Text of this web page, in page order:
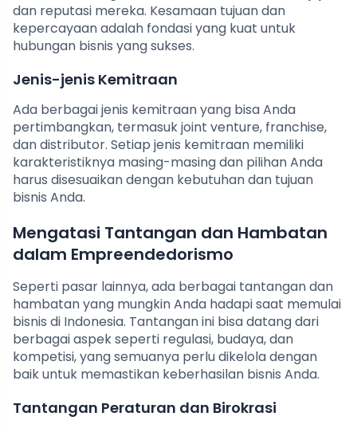
dan reputasi mereka. Kesamaan tujuan dan
kepercayaan adalah fondasi yang kuat untuk
hubungan bisnis yang sukses.
Jenis-jenis Kemitraan
Ada berbagai jenis kemitraan yang bisa Anda
pertimbangkan, termasuk joint venture, franchise,
dan distributor. Setiap jenis kemitraan memiliki
karakteristiknya masing-masing dan pilihan Anda
harus disesuaikan dengan kebutuhan dan tujuan
bisnis Anda.
Mengatasi Tantangan dan Hambatan
dalam Empreendedorismo
Seperti pasar lainnya, ada berbagai tantangan dan
hambatan yang mungkin Anda hadapi saat memulai
bisnis di Indonesia. Tantangan ini bisa datang dari
berbagai aspek seperti regulasi, budaya, dan
kompetisi, yang semuanya perlu dikelola dengan
baik untuk memastikan keberhasilan bisnis Anda.
Tantangan Peraturan dan Birokrasi